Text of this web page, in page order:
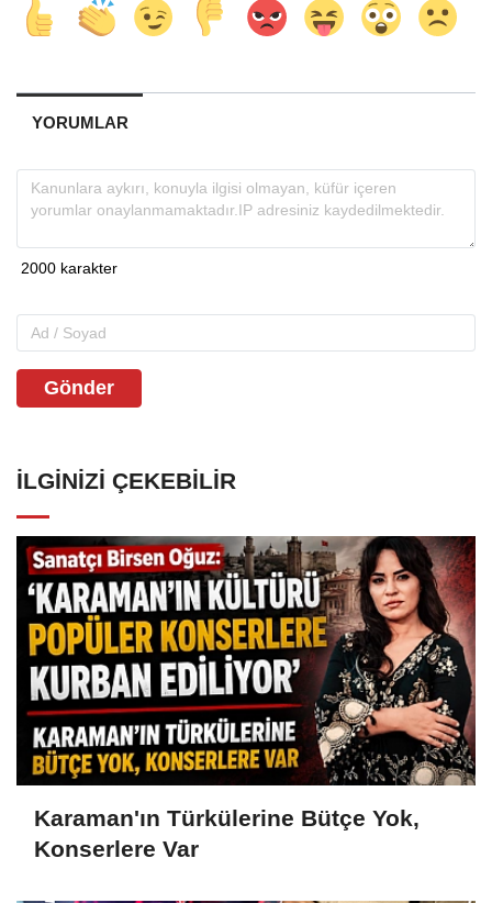
YORUMLAR
Gönder
İLGINIZI ÇEKEBILIR
Karaman'ın Türkülerine Bütçe Yok,
Konserlere Var